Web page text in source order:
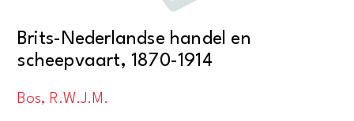
Brits-Nederlandse handel en
scheepvaart, 1870-1914
Bos, R.W.J.M.